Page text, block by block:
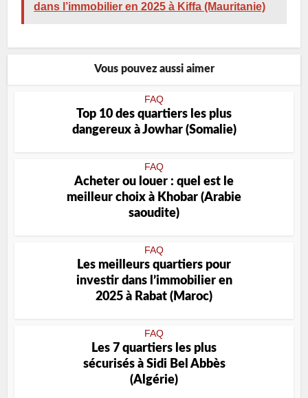
dans l’immobilier en 2025 à Kiffa (Mauritanie)
Vous pouvez aussi aimer
FAQ
Top 10 des quartiers les plus
dangereux à Jowhar (Somalie)
FAQ
Acheter ou louer : quel est le
meilleur choix à Khobar (Arabie
saoudite)
FAQ
Les meilleurs quartiers pour
investir dans l’immobilier en
2025 à Rabat (Maroc)
FAQ
Les 7 quartiers les plus
sécurisés à Sidi Bel Abbès
(Algérie)